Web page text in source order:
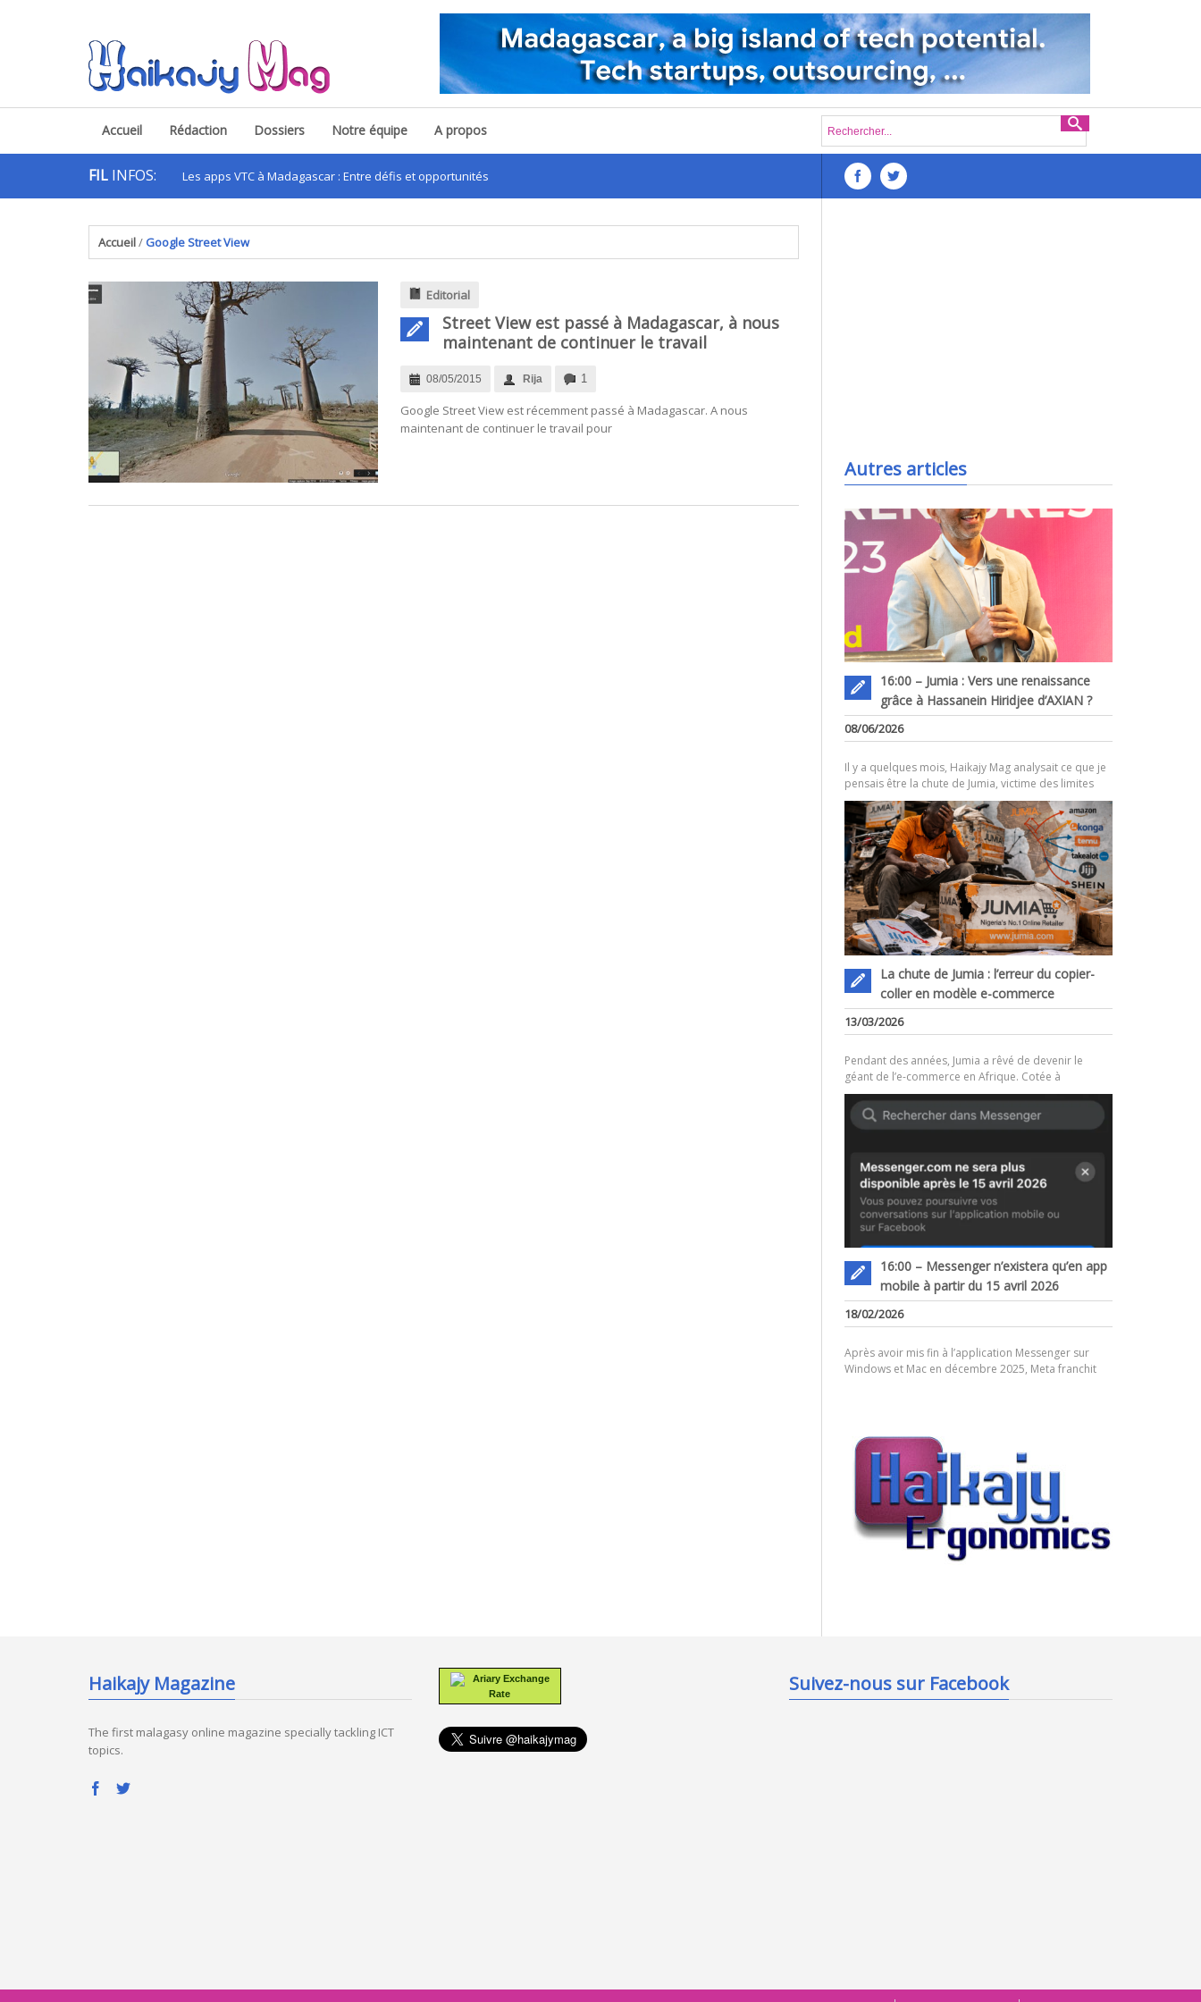
Accueil Rédaction Dossiers Notre équipe A propos
FIL INFOS:Les apps VTC à Madagascar : Entre défis et opportunités
Accueil/ Google Street View
Editorial
Street View est passé à Madagascar, à nous
maintenant de continuer le travail
08/05/2015 Rija 1
Google Street View est récemment passé à Madagascar. A nous
maintenant de continuer le travail pour
Autres articles
16:00 – Jumia : Vers une renaissance
grâce à Hassanein Hiridjee d’AXIAN ?
08/06/2026
Il y a quelques mois, Haikajy Mag analysait ce que je
pensais être la chute de Jumia, victime des limites
La chute de Jumia : l’erreur du copier-
coller en modèle e-commerce
13/03/2026
Pendant des années, Jumia a rêvé de devenir le
géant de l’e-commerce en Afrique. Cotée à
16:00 – Messenger n’existera qu’en app
mobile à partir du 15 avril 2026
18/02/2026
Après avoir mis fin à l’application Messenger sur
Windows et Mac en décembre 2025, Meta franchit
Haikajy Magazine
The first malagasy online magazine specially tackling ICT
topics.
Ariary Exchange
Rate
Suivez-nous sur Facebook